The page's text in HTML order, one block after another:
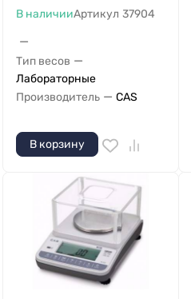
В наличииАртикул 37904
—
Тип весов —
Лабораторные
Производитель — CAS
В корзину